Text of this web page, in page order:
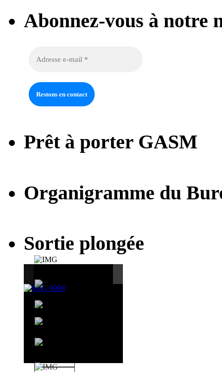
Abonnez-vous à notre
Prêt à porter GASM
Organigramme du
Sortie plongée